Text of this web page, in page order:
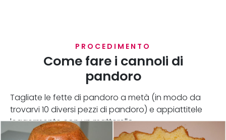
PROCEDIMENTO
Come fare i cannoli di
pandoro
Tagliate le fette di pandoro a metà (in modo da
trovarvi 10 diversi pezzi di pandoro) e appiattitele
leggermente con un matterello.